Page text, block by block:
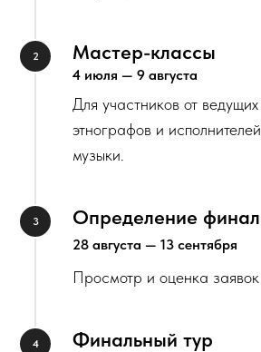
Мастер-классы
4 июля — 9 августа
Для участников от
этнографов и
музыки.
Определение
28 августа — 13 сентября
Просмотр и оценка
Финальный тур